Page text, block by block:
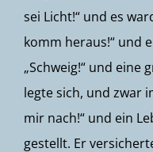
sei Licht!“ und es
komm heraus!“ und
„Schweig!“ und eine
legte sich, und zwar
mir nach!“ und ein
gestellt. Er